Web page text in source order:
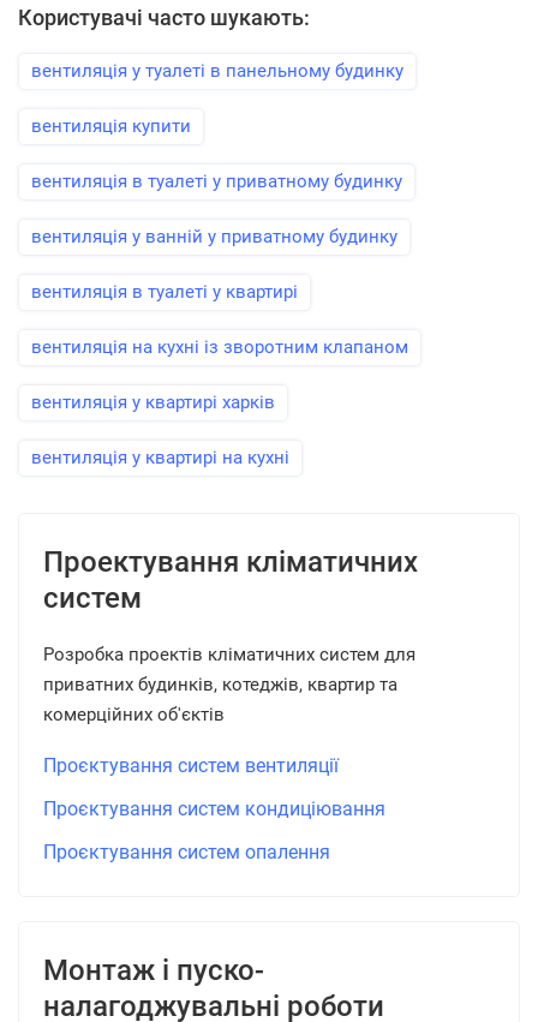
Користувачі часто шукають:
вентиляція у туалеті в панельному будинку
вентиляція купити
вентиляція в туалеті у приватному будинку
вентиляція у ванній у приватному будинку
вентиляція в туалеті у квартирі
вентиляція на кухні із зворотним клапаном
вентиляція у квартирі харків
вентиляція у квартирі на кухні
Проектування кліматичних
систем
Розробка проектів кліматичних систем для
приватних будинків, котеджів, квартир та
комерційних об'єктів
Проєктування систем вентиляції
Проєктування систем кондиціювання
Проєктування систем опалення
Монтаж і пуско-
налагоджувальні роботи